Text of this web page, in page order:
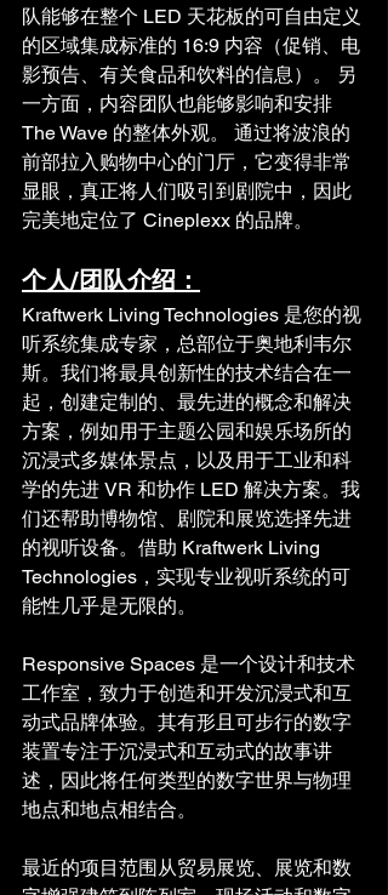
队能够在整个 LED 天花板的可自由定义
的区域集成标准的 16:9 内容（促销、电
影预告、有关食品和饮料的信息）。 另
一方面，内容团队也能够影响和安排
The Wave 的整体外观。 通过将波浪的
前部拉入购物中心的门厅，它变得非常
显眼，真正将人们吸引到剧院中，因此
完美地定位了 Cineplexx 的品牌。
个人/团队介绍：
Kraftwerk Living Technologies 是您的视
听系统集成专家，总部位于奥地利韦尔
斯。我们将最具创新性的技术结合在一
起，创建定制的、最先进的概念和解决
方案，例如用于主题公园和娱乐场所的
沉浸式多媒体景点，以及用于工业和科
学的先进 VR 和协作 LED 解决方案。我
们还帮助博物馆、剧院和展览选择先进
的视听设备。借助 Kraftwerk Living
Technologies，实现专业视听系统的可
能性几乎是无限的。
Responsive Spaces 是一个设计和技术
工作室，致力于创造和开发沉浸式和互
动式品牌体验。其有形且可步行的数字
装置专注于沉浸式和互动式的故事讲
述，因此将任何类型的数字世界与物理
地点和地点相结合。
最近的项目范围从贸易展览、展览和数